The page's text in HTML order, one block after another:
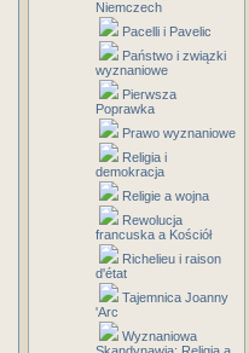
Niemczech
Pacelli i Pavelic
Państwo i związki
wyznaniowe
Pierwsza
Poprawka
Prawo wyznaniowe
Religia i
demokracja
Religie a wojna
Rewolucja
francuska a Kościół
Richelieu i raison
d'état
Tajemnica Joanny
'Arc
Wyznaniowa